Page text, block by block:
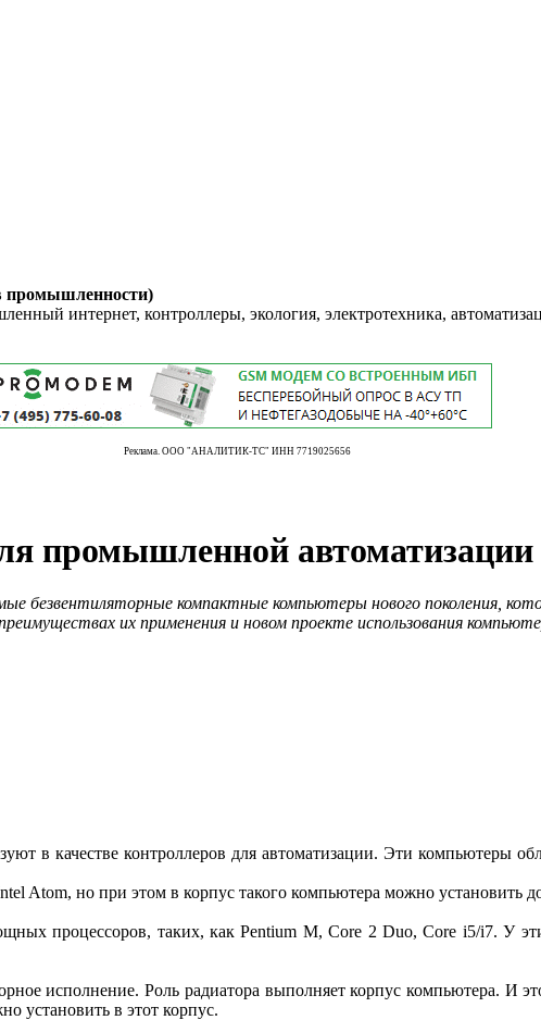
промышленности)
интернет, контроллеры, экология, электротехника,
Реклама. ООО "АНАЛИТИК-ТС" ИНН 7719025656
промышленной автоматизации
безвентиляторные компактные компьютеры нового поколения,
их применения и новом проекте использования
в качестве контроллеров для автоматизации. Эти компьютеры
Atom, но при этом в корпус такого компьютера можно установить
процессоров, таких, как Pentium M, Core 2 Duo, Core i5/i7. У
исполнение. Роль радиатора выполняет корпус компьютера. И
установить в этот корпус.